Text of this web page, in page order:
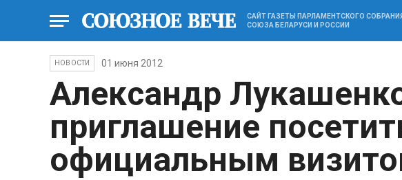
САЙТ ГАЗЕТЫ ПАРЛАМЕНТСКОГО
СОЮЗА БЕЛАРУСИ И РОССИИ
НОВОСТИ 01 июня 2012
Александр
приглашение
официальным